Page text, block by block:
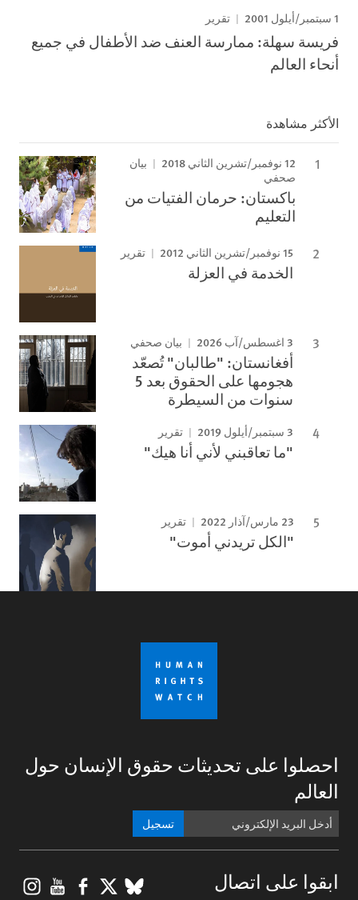
1 سبتمبر/أيلول 2001 تقرير
فريسة سهلة: ممارسة العنف ضد الأطفال في جميع
أنحاء العالم
الأكثر مشاهدة
12 نوفمبر/تشرين الثاني 2018
بيان
صحفي
باكستان: حرمان الفتيات من
التعليم
15 نوفمبر/تشرين الثاني 2012 تقرير
الخدمة في العزلة
3 اغسطس/آب 2026 بيان صحفي
أفغانستان: "طالبان" تُصعّد
هجومها على الحقوق بعد 5
سنوات من السيطرة
3 سبتمبر/أيلول 2019 تقرير
"ما تعاقبني لأني أنا هيك"
23 مارس/آذار 2022 تقرير
"الكل تريدني أموت"
احصلوا على تحديثات حقوق الإنسان حول
العالم
تسجيل
ابقوا على اتصال BlueSky
X